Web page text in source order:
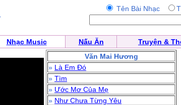
Tên Bài Nhạc
Nhạc Music Nấu Ăn Truyện &
Văn Mai Hương
» Là Em Đó
» Tìm
» Ước Mơ Của Mẹ
» Như Chưa Từng Yêu